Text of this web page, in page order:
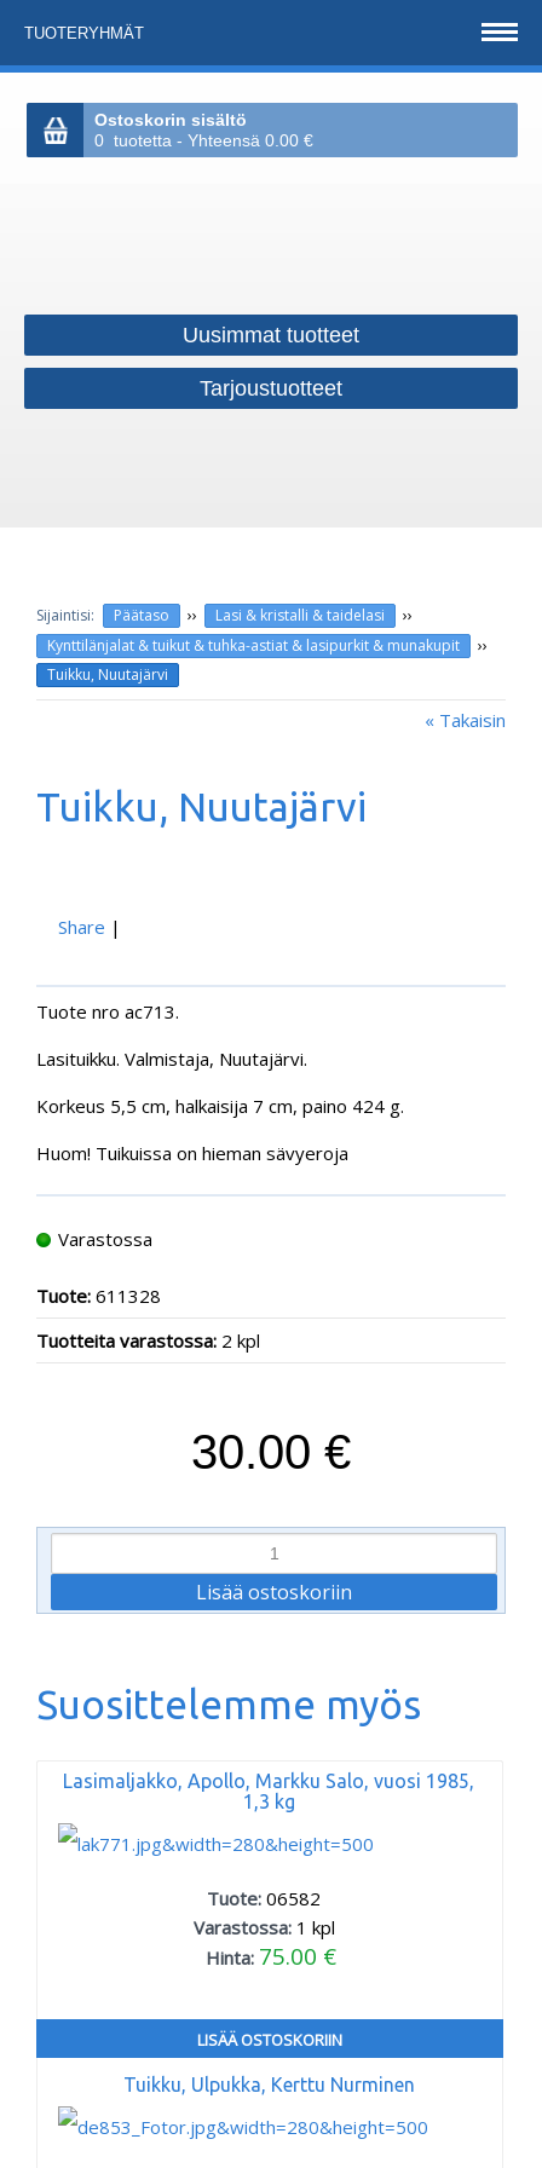
TUOTERYHMÄT
Ostoskorin sisältö
0 tuotetta - Yhteensä 0.00 €
Uusimmat tuotteet
Tarjoustuotteet
Päätaso ›› Lasi & kristalli & taidelasi ››
Kynttilänjalat & tuikut & tuhka-astiat & lasipurkit & munakupit ››
Tuikku, Nuutajärvi
« Takaisin
Tuikku, Nuutajärvi
Share |
Tuote nro ac713.
Lasituikku. Valmistaja, Nuutajärvi.
Korkeus 5,5 cm, halkaisija 7 cm, paino 424 g.
Huom! Tuikuissa on hieman sävyeroja
Varastossa
Tuote: 611328
Tuotteita varastossa: 2 kpl
30.00 €
Suosittelemme myös
Lasimaljakko, Apollo, Markku Salo, vuosi 1985,
1,3 kg
Tuote:06582
Varastossa: 1 kpl
Hinta: 75.00 €
LISÄÄ OSTOSKORIIN
Tuikku, Ulpukka, Kerttu Nurminen